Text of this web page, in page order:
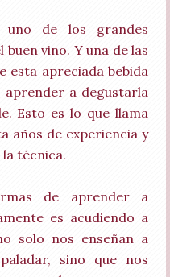
uno de los grandes
vino. Y una de las
esta apreciada bebida
aprender a degustarla
Esto es lo que llama
años de experiencia y
técnica.
de aprender a
es acudiendo a
solo nos enseñan a
sino que nos